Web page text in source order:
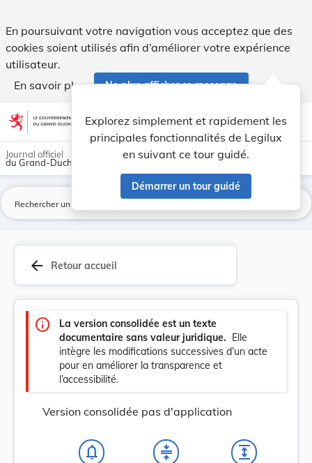
En poursuivant votre navigation vous acceptez que des
cookies soient utilisés afin d’améliorer votre expérience
utilisateur.
En savoir plus
Ne plus afficher ce message
Aller au contenu account_circle help Aide
Explorez simplement et rapidement les
principales fonctionnalités de Legilux
en suivant ce tour guidé.
Démarrer un tour guidé
light_mode dark_mode
Journal officiel
du Grand-Duché de Luxembourg
arrow_back Retour accueil
info
La version consolidée est un texte
documentaire sans valeur juridique. Elle
intègre les modifications successives d’un acte
pour en améliorer la transparence et
l’accessibilité.
Version consolidée pas d'application
notifications_none compress expand